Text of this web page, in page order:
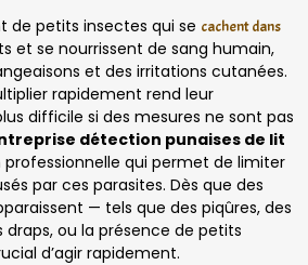
de petits insectes qui se cachent dans
et se nourrissent de sang humain,
et des irritations cutanées.
rapidement rend leur
difficile si des mesures ne sont pas
détection punaises de lit
qui permet de limiter
par ces parasites. Dès que des
— tels que des piqûres, des
draps, ou la présence de petits
d’agir rapidement.